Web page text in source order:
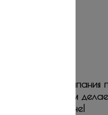
молодая компания
с удовольствием
счастливее и ярче!